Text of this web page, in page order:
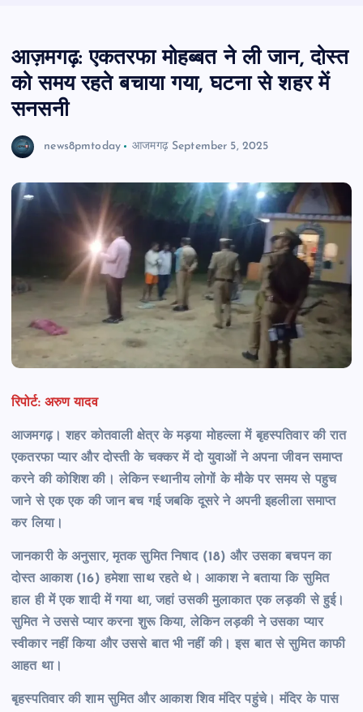
आज़मगढ़: एकतरफा मोहब्बत ने ली जान, दोस्त
को समय रहते बचाया गया, घटना से शहर में
सनसनी
news8pmtoday आजमगढ़ September 5, 2025
रिपोर्ट: अरुण यादव
आजमगढ़। शहर कोतवाली क्षेत्र के मड़या मोहल्ला में बृहस्पतिवार की रात
एकतरफा प्यार और दोस्ती के चक्कर में दो युवाओं ने अपना जीवन समाप्त
करने की कोशिश की। लेकिन स्थानीय लोगों के मौके पर समय से पहुच
जाने से एक एक की जान बच गई जबकि दूसरे ने अपनी इहलीला समाप्त
कर लिया।
जानकारी के अनुसार, मृतक सुमित निषाद (18) और उसका बचपन का
दोस्त आकाश (16) हमेशा साथ रहते थे। आकाश ने बताया कि सुमित
हाल ही में एक शादी में गया था, जहां उसकी मुलाकात एक लड़की से हुई।
सुमित ने उससे प्यार करना शुरू किया, लेकिन लड़की ने उसका प्यार
स्वीकार नहीं किया और उससे बात भी नहीं की। इस बात से सुमित काफी
आहत था।
बृहस्पतिवार की शाम सुमित और आकाश शिव मंदिर पहुंचे। मंदिर के पास